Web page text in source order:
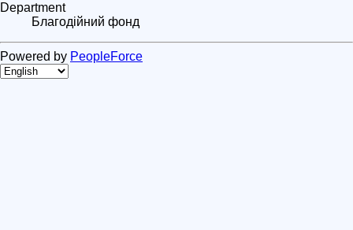
Department
Благодійний фонд
Powered by PeopleForce